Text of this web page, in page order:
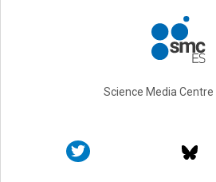
Science Media Centre